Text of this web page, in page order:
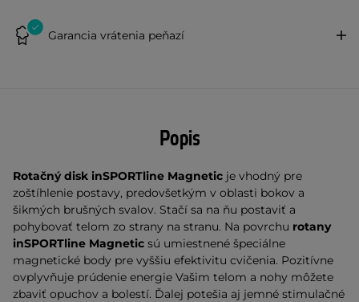
Garancia vrátenia peňazí
Popis
Rotačný disk inSPORTline Magnetic je vhodný pre
zoštíhlenie postavy, predovšetkým v oblasti bokov a
šikmých brušných svalov. Stačí sa na ňu postaviť a
pohybovať telom zo strany na stranu. Na povrchu rotany
inSPORTline Magnetic sú umiestnené špeciálne
magnetické body pre vyššiu efektivitu cvičenia. Pozitívne
ovplyvňuje prúdenie energie Vašim telom a nohy môžete
zbaviť opuchov a bolestí. Ďalej potešia aj jemné stimulačné